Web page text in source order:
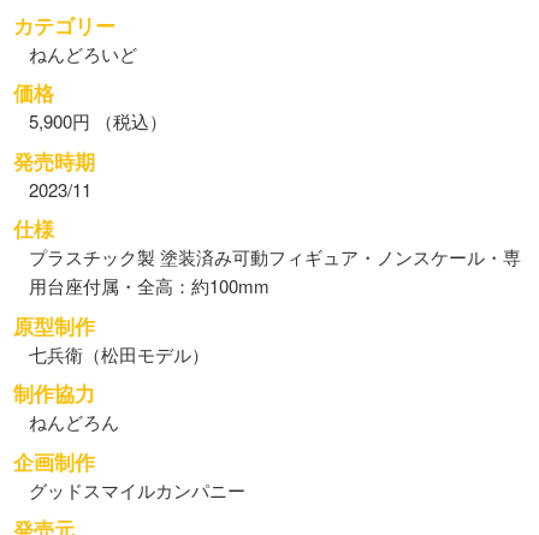
カテゴリー
ねんどろいど
価格
5,900円 （税込）
発売時期
2023/11
仕様
プラスチック製 塗装済み可動フィギュア・ノンスケール・専
用台座付属・全高：約100mm
原型制作
七兵衛（松田モデル）
制作協力
ねんどろん
企画制作
グッドスマイルカンパニー